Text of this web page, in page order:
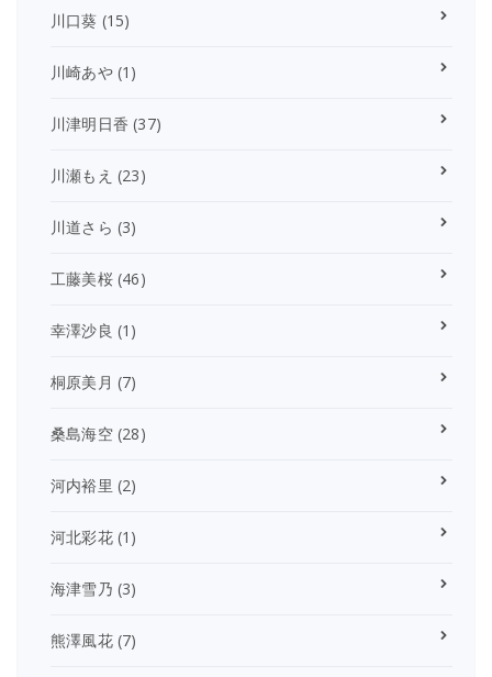
川口葵 (15)
川崎あや(1)
川津明日香 (37)
川瀬もえ (23)
川道さら (3)
工藤美桜(46)
幸澤沙良 (1)
桐原美月 (7)
桑島海空(28)
河内裕里 (2)
河北彩花(1)
海津雪乃 (3)
熊澤風花(7)